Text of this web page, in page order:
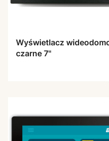
Wyświetlacz
czarne 7"